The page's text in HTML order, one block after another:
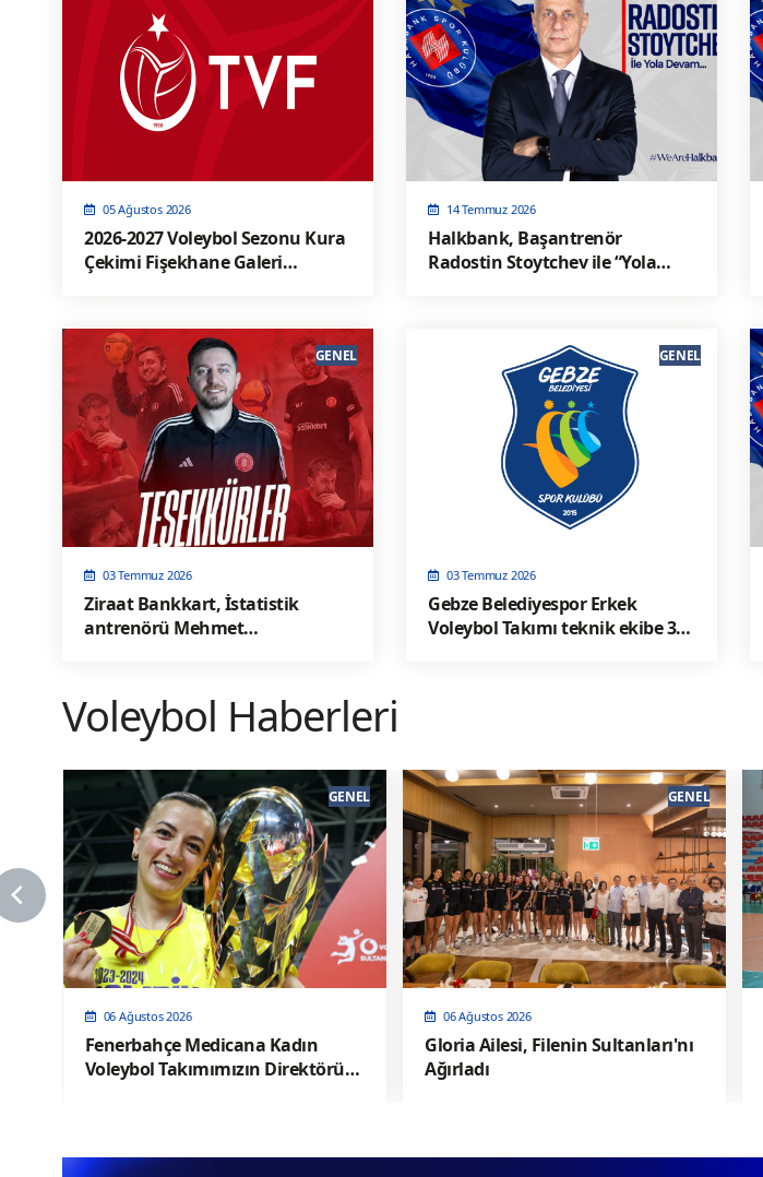
05 Ağustos 2026
2026-2027 Voleybol Sezonu Kura
Çekimi Fişekhane Galeri
14 Temmuz 2026
Halkbank, Başantrenör
Radostin Stoytchev ile “Yola
03 Temmuz 2026
Ziraat Bankkart, İstatistik
antrenörü Mehmet
GENEL
03 Temmuz 2026
Gebze Belediyespor Erkek
Voleybol Takımı teknik ekibe 3
GENEL
Voleybol Haberleri
06 Ağustos 2026
Fenerbahçe Medicana Kadın
Voleybol Takımımızın Direktörü
GENEL
06 Ağustos 2026
Gloria Ailesi, Filenin Sultanları'nı
Ağırladı
GENEL